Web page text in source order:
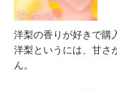
洋梨の香りが好きで購
洋梨というには、甘さ
ん。